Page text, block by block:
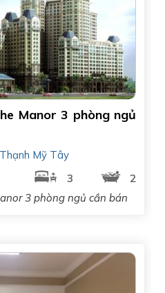
Manor 3 phòng ngủ
Mỹ Tây
3
2
3 phòng ngủ cần bán